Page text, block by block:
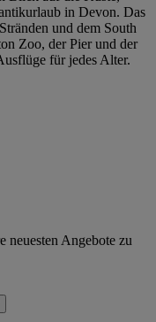
in Devon. Das
und dem South
Zoo, der Pier und der
für jedes Alter.
neuesten Angebote zu